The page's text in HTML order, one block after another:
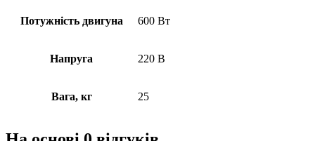
Потужність двигуна 600 Вт
Напруга 220 В
Вага, кг 25